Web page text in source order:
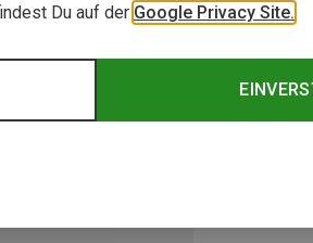
Du auf der Google Privacy Site.